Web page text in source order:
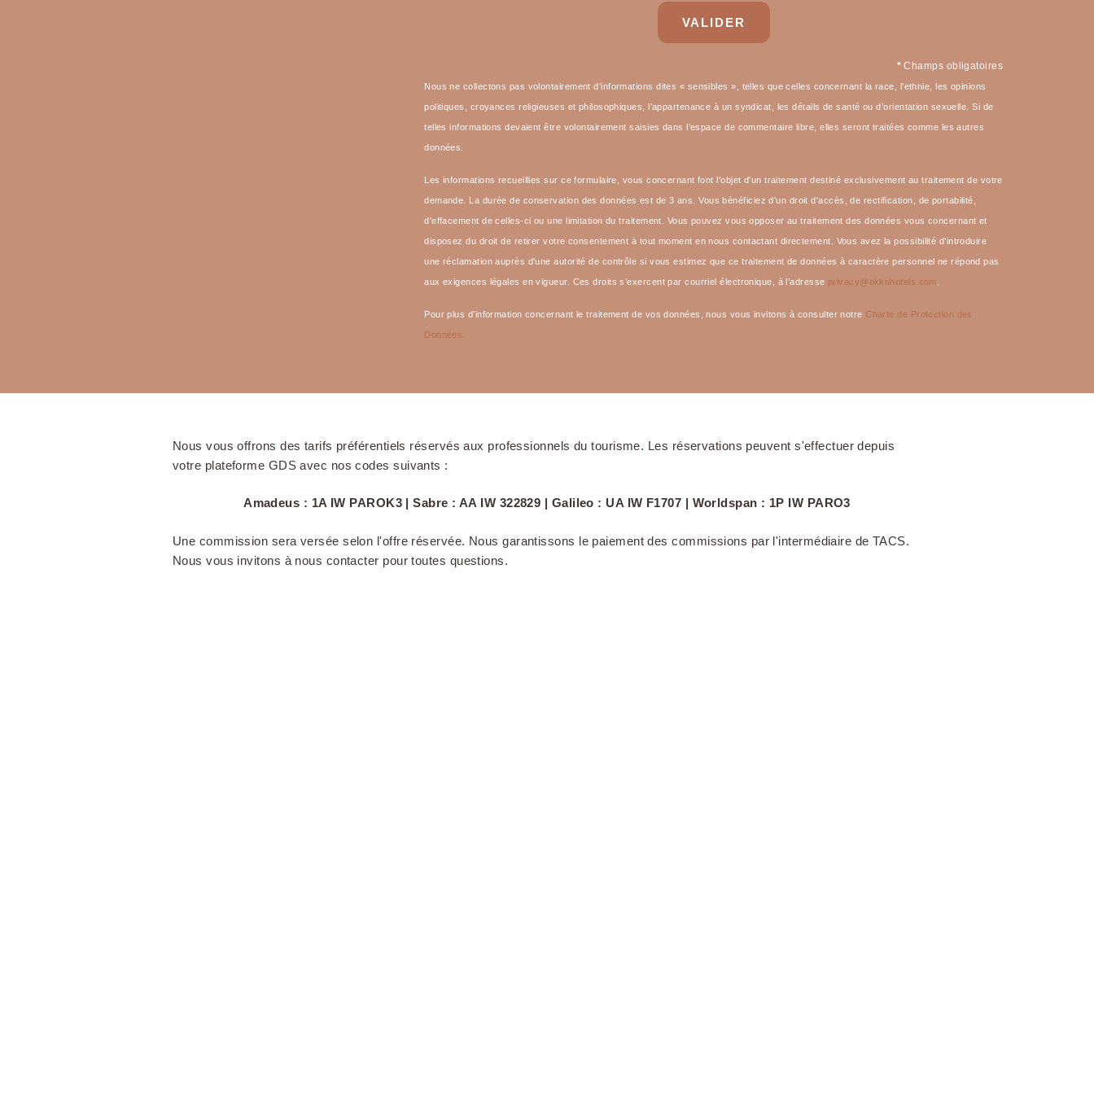
VALIDER
* Champs obligatoires
Nous ne collectons pas volontairement d’informations dites « sensibles », telles que celles concernant la race, l’ethnie, les opinions
politiques, croyances religieuses et philosophiques, l’appartenance à un syndicat, les détails de santé ou d’orientation sexuelle. Si de
telles informations devaient être volontairement saisies dans l’espace de commentaire libre, elles seront traitées comme les autres
données.
Les informations recueillies sur ce formulaire, vous concernant font l'objet d'un traitement destiné exclusivement au traitement de votre
demande. La durée de conservation des données est de 3 ans. Vous bénéficiez d'un droit d'accès, de rectification, de portabilité,
d'effacement de celles-ci ou une limitation du traitement. Vous pouvez vous opposer au traitement des données vous concernant et
disposez du droit de retirer votre consentement à tout moment en nous contactant directement. Vous avez la possibilité d'introduire
une réclamation auprès d'une autorité de contrôle si vous estimez que ce traitement de données à caractère personnel ne répond pas
aux exigences légales en vigueur. Ces droits s’exercent par courriel électronique, à l’adresse privacy@okkohotels.com
Pour plus d’information concernant le traitement de vos données, nous vous invitons à consulter notre Charte de Protection des
Données.
Nous vous offrons des tarifs préférentiels réservés aux professionnels du tourisme. Les réservations peuvent s'effectuer depuis
votre plateforme GDS avec nos codes suivants :
Amadeus : 1A IW PAROK3 | Sabre : AA IW 322829 | Galileo : UA IW F1707 | Worldspan : 1P IW PARO3
Une commission sera versée selon l'offre réservée. Nous garantissons le paiement des commissions par l'intermédiaire de TACS.
Nous vous invitons à nous contacter pour toutes questions.